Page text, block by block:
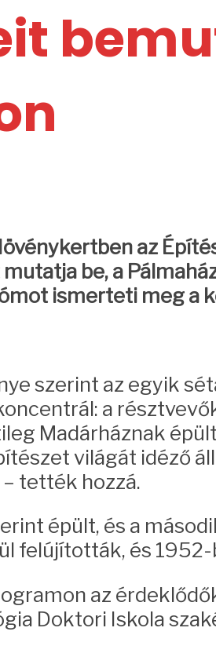
az
be, a
ismerteti meg a
szerint az egyik
a
Madárháznak
világát idéző
tették hozzá.
épült, és a
felújították, és
az
Doktori Iskola